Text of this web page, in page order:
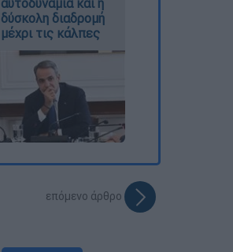
αυτοδυναμία και η
δύσκολη διαδρομή
μέχρι τις κάλπες
επόμενο άρθρο